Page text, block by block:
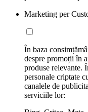
Marketing per
În baza
despre promoții în
produse relevante.
personale criptate
canalele de
serviciile lor: